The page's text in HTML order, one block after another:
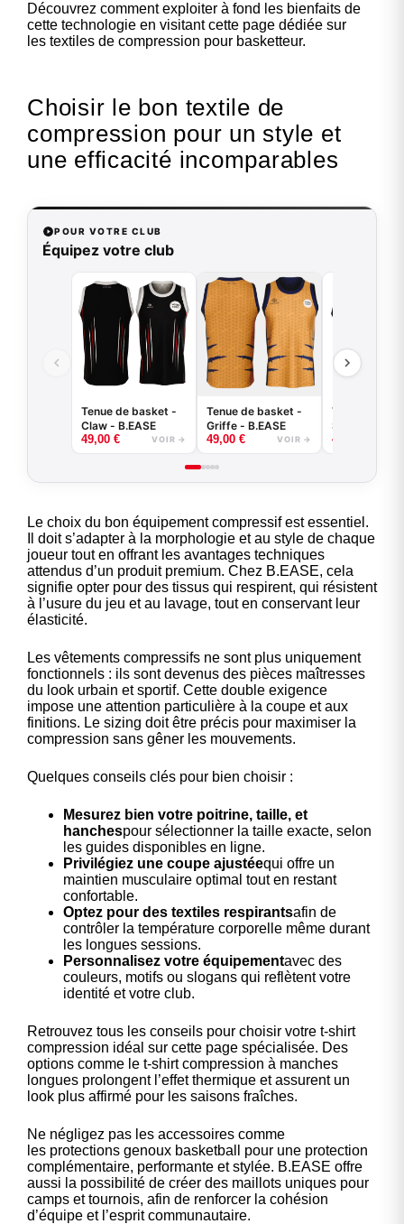
Découvrez comment exploiter à fond les bienfaits de
cette technologie en visitant cette page dédiée sur
les textiles de compression pour basketteur.
Choisir le bon textile de
compression pour un style et
une efficacité incomparables
POUR VOTRE CLUB
Équipez votre club
Tenue de basket -
Claw - B.EASE
49,00 € VOIR →
Tenue de basket -
Griffe - B.EASE
49,00 € VOIR →
Tenue de
Splash -
49,00
Le choix du bon équipement compressif est essentiel.
Il doit s’adapter à la morphologie et au style de chaque
joueur tout en offrant les avantages techniques
attendus d’un produit premium. Chez B.EASE, cela
signifie opter pour des tissus qui respirent, qui résistent
à l’usure du jeu et au lavage, tout en conservant leur
élasticité.
Les vêtements compressifs ne sont plus uniquement
fonctionnels : ils sont devenus des pièces maîtresses
du look urbain et sportif. Cette double exigence
impose une attention particulière à la coupe et aux
finitions. Le sizing doit être précis pour maximiser la
compression sans gêner les mouvements.
Quelques conseils clés pour bien choisir :
Mesurez bien votre poitrine, taille, et
hanchespour sélectionner la taille exacte, selon
les guides disponibles en ligne.
Privilégiez une coupe ajustéequi offre un
maintien musculaire optimal tout en restant
confortable.
Optez pour des textiles respirantsafin de
contrôler la température corporelle même durant
les longues sessions.
Personnalisez votre équipementavec des
couleurs, motifs ou slogans qui reflètent votre
identité et votre club.
Retrouvez tous les conseils pour choisir votre t-shirt
compression idéal sur cette page spécialisée. Des
options comme le t-shirt compression à manches
longues prolongent l’effet thermique et assurent un
look plus affirmé pour les saisons fraîches.
Ne négligez pas les accessoires comme
les protections genoux basketball
pour une protection
complémentaire, performante et stylée. B.EASE offre
aussi la possibilité de créer des maillots uniques pour
camps et tournois, afin de renforcer la cohésion
d’équipe et l’esprit communautaire.